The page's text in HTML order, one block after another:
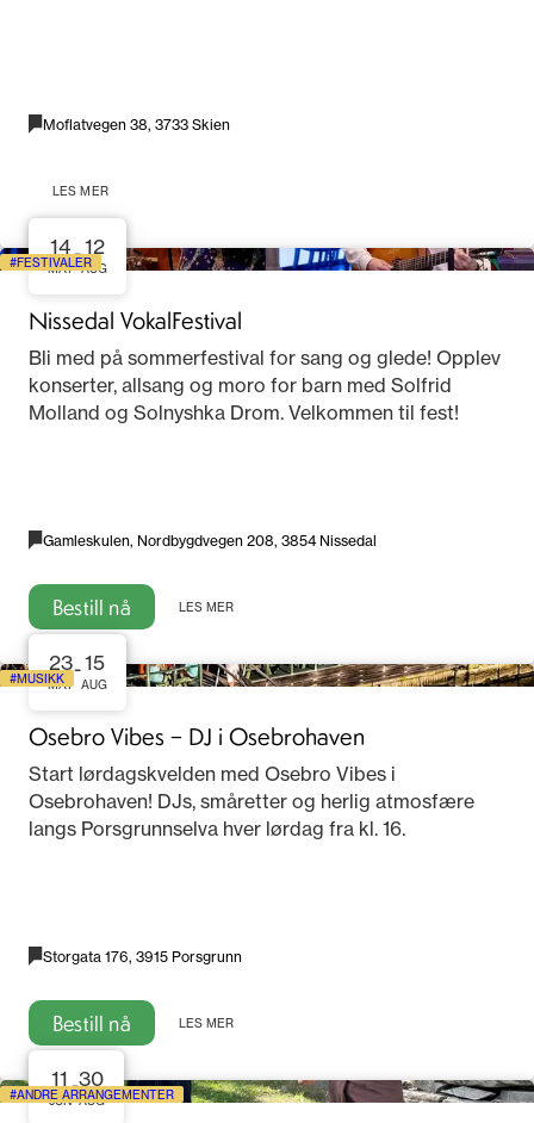
Moflatvegen 38, 3733 Skien
LES MER
FESTIVALER
14
MAY
-12
AUG
Nissedal VokalFestival
Bli med på sommerfestival for sang og glede! Opplev
konserter, allsang og moro for barn med Solfrid
Molland og Solnyshka Drom. Velkommen til fest!
Gamleskulen, Nordbygdvegen 208, 3854 Nissedal
Bestill nå LES MER
MUSIKK
23
MAY
-15
AUG
Osebro Vibes – DJ i Osebrohaven
Start lørdagskvelden med Osebro Vibes i
Osebrohaven! DJs, småretter og herlig atmosfære
langs Porsgrunnselva hver lørdag fra kl. 16.
Storgata 176, 3915 Porsgrunn
Bestill nå LES MER
ANDRE ARRANGEMENTER
11
JUN
-30
AUG